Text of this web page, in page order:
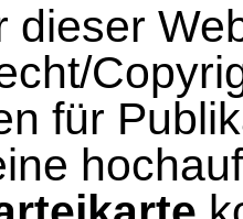
dieser
für